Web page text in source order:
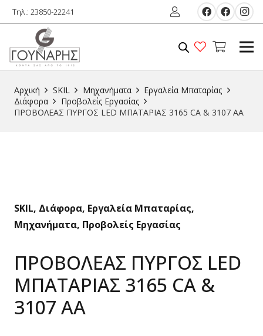
Τηλ.: 23850-22241
Αρχική SKIL Μηχανήματα
Εργαλεία Μπαταρίας
Διάφορα
Προβολείς Εργασίας
ΠΡΟΒΟΛΕΑΣ ΠΥΡΓΟΣ LED ΜΠΑΤΑΡΙΑΣ 3165 CA & 3107 AA
SKIL, Διάφορα, Εργαλεία Μπαταρίας,
Μηχανήματα, Προβολείς Εργασίας
ΠΡΟΒΟΛΕΑΣ ΠΥΡΓΟΣ LED
ΜΠΑΤΑΡΙΑΣ 3165 CA &
3107 AA